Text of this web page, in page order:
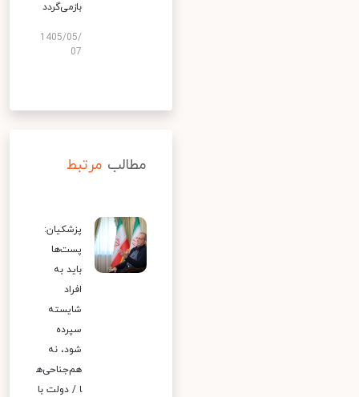
بازمی‌گردد
1405/05/
07
مطالب مرتبط
پزشکیان:
پست‌ها
باید به
افراد
شایسته
سپرده
شود، نه
هم‌جناحی‌ه
ا / دولت با